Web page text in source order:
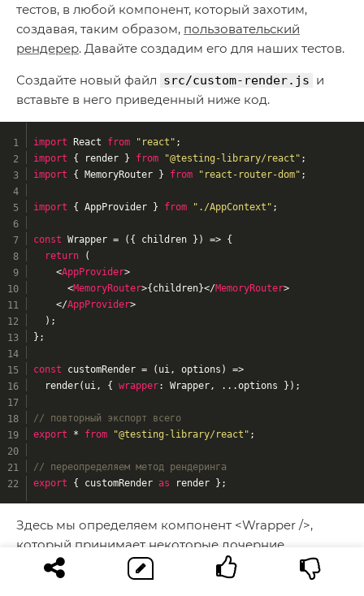
тестов, в любой компонент, который захотим,
создавая, таким образом, пользовательский
рендерер. Давайте создадим его для наших тестов.
Создайте новый файл src/custom-render.js и
вставьте в него приведенный ниже код.
import React from "react" ;
import { render } from "@testing-library/react" ;
import { MemoryRouter } from "react-router-dom" ;
import { AppProvider } from "./AppContext" ;
const Wrapper = ( { children } ) => {
return (
<AppProvider>
<MemoryRouter>{children}</MemoryRouter>
</AppProvider>
  );
};
const customRender = ( ui, options ) =>
  render(ui, {
wrapper: Wrapper, ...options });
// повторный экспорт всего
export * from "@testing-library/react" ;
// переопределяем метод рендеринга
export { customRender as render };
Здесь мы определяем компонент <Wrapper />,
который принимает некоторые дочерние
компоненты. Затем он оборачивает этих потомков
в <AppProvider /> и <MemoryRouter />.